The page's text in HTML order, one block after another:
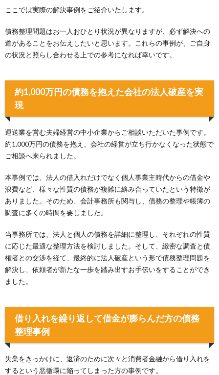
ここでは実際の解決事例をご紹介いたします。
債務整理問題はお一人おひとり状況が異なりますが、必ず解決への
道があることをお伝えしたいと思います。これらの事例が、ご自身
の状況と照らし合わせる上での参考になれば幸いです。
約1,000万円の債務を抱えた会社の法人破産を実
現
運送業を営む夫婦経営の中小企業からご相談いただいた事例です。
約1,000万円の債務を抱え、会社の経営が立ち行かなくなった状態で
ご相談へ来られました。
本事例では、法人の借入れだけでなく個人事業主時代からの借金や
浪費など、様々な性質の債務が複雑に絡み合っていたという特徴が
ありました。そのため、会計事務所も関与し、債務の整理や帳簿の
調査に多くの時間を要しました。
当事務所では、法人と個人の債務を詳細に整理し、それぞれの性質
に応じた最適な整理方法を検討しました。そして、緻密な調査と債
権者との交渉を経て、最終的に法人破産という形で債務整理問題を
解決し、依頼者が新たな一歩を踏み出すお手伝いをすることができ
ました。
借り入れを繰り返して借金が膨らんだ方の債務
整理事例
失業をきっかけに、返済のために次々と消費者金融から借り入れを
するという悪循環に陥ってしまった方の事例です。